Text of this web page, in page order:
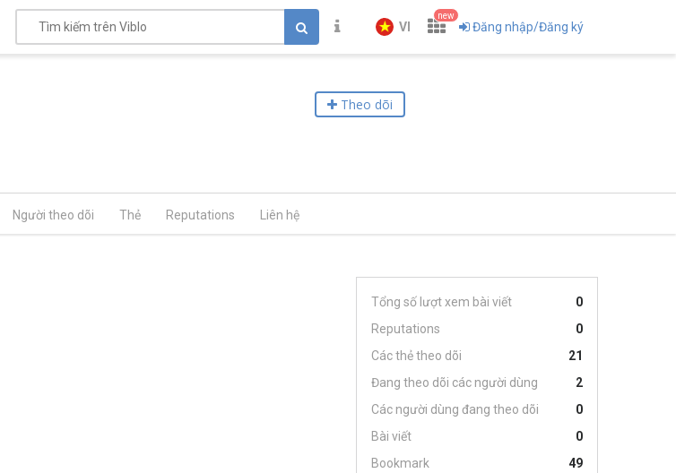
VI
new
Đăng nhập/Đăng ký
Theo dõi
Người theo dõi Thẻ Reputations Liên hệ
Tổng số lượt xem bài viết
0
Reputations
0
Các thẻ theo dõi
21
Đang theo dõi các người dùng
2
Các người dùng đang theo dõi
0
Bài viết
0
Bookmark
49